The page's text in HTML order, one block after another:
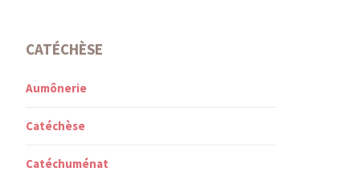
CATÉCHÈSE
Aumônerie
Catéchèse
Catéchuménat